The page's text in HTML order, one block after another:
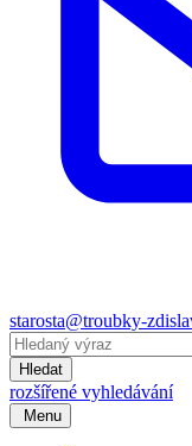
starosta@troubky-
Hledat
rozšířené vyhledávání
Menu